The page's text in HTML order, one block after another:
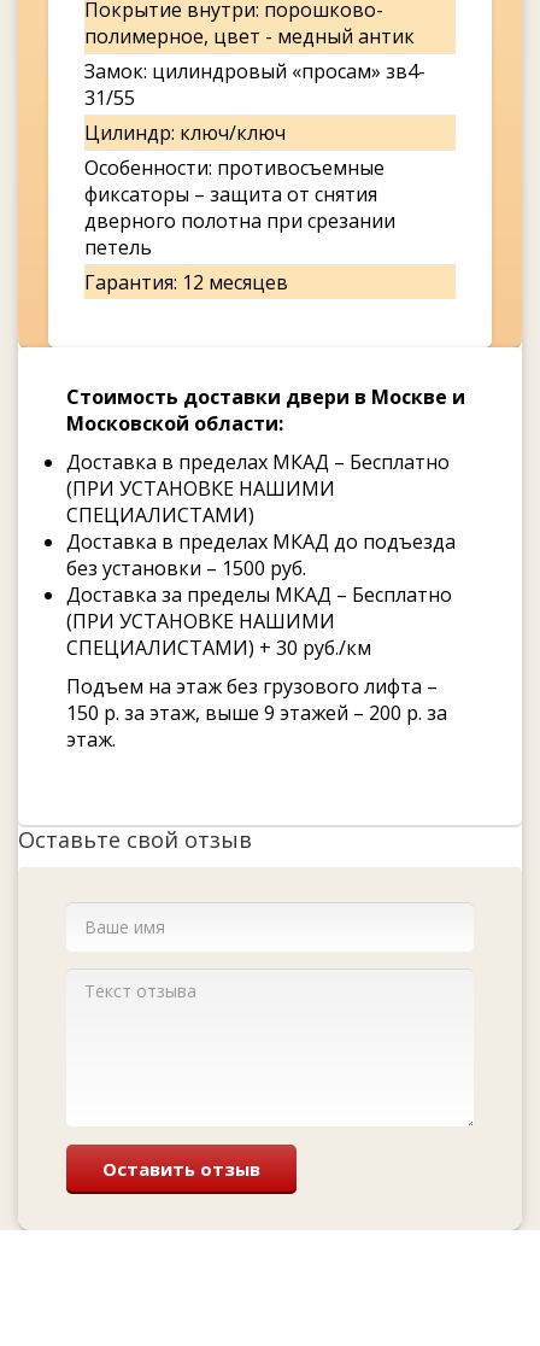
Покрытие внутри: порошково-
полимерное, цвет - медный антик
Замок: цилиндровый «просам» зв4-
31/55
Цилиндр: ключ/ключ
Особенности: противосъемные
фиксаторы – защита от снятия
дверного полотна при срезании
петель
Гарантия: 12 месяцев
Стоимость доставки двери в Москве и
Московской области:
Доставка в пределах МКАД – Бесплатно
(ПРИ УСТАНОВКЕ НАШИМИ
СПЕЦИАЛИСТАМИ)
Доставка в пределах МКАД до подъезда
без установки – 1500 руб.
Доставка за пределы МКАД – Бесплатно
(ПРИ УСТАНОВКЕ НАШИМИ
СПЕЦИАЛИСТАМИ) + 30 руб./км
Подъем на этаж без грузового лифта –
150 р. за этаж, выше 9 этажей – 200 р. за
этаж.
Оставьте свой отзыв
Оставить отзыв